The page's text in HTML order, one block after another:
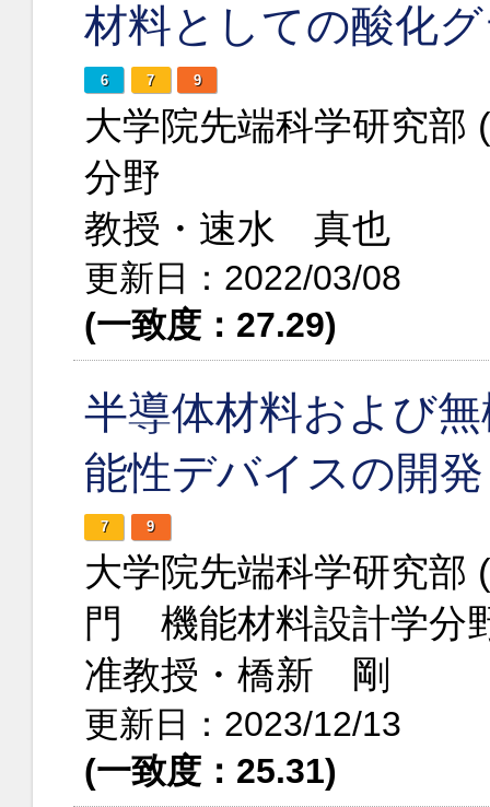
材料としての酸化
6 7 9
大学院先端科学研究
分野
教授・速水 真也
更新日：2022/03/08
(一致度：27.29)
半導体材料および
能性デバイスの開発
7 9
大学院先端科学研究部
門 機能材料設計学分
准教授・橋新 剛
更新日：2023/12/13
(一致度：25.31)